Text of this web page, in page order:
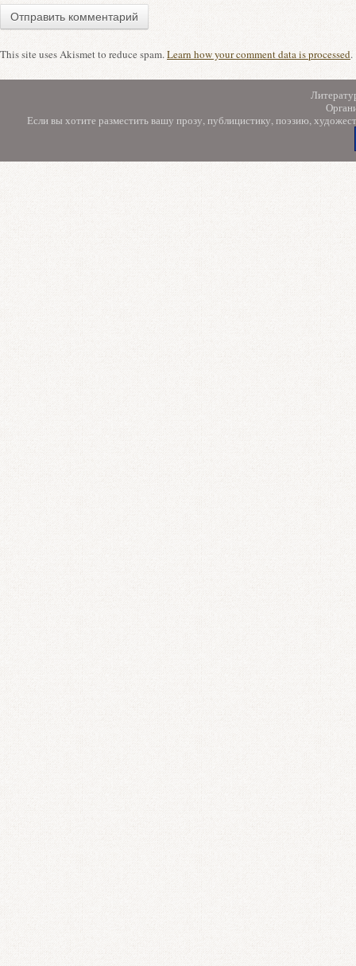
This site uses Akismet to reduce spam.Learn how your comment data is processed.
Если вы хотите разместить вашу прозу, публицистику, поэзию,